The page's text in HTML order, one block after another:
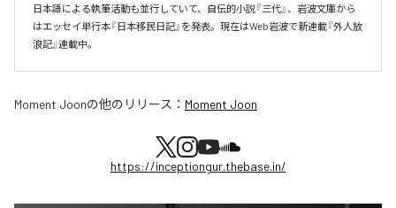
日本語による執筆活動も並行していて、自伝的小説『三代』、岩波文庫から
はエッセイ単行本『日本移民日記』を発表。現在はWeb岩波で新連載『外人放
浪記』連載中。
Moment Joonの他のリリース： Moment Joon
https://inceptiongur.thebase.in/